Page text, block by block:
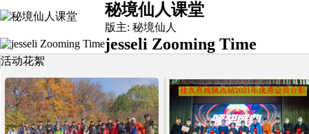
秘境仙人课堂
版主: 秘境仙人
jesseli Zooming Time
活动花絮